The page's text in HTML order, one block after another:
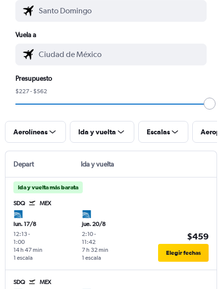
Vuela a
Presupuesto
$227 - $562
Aerolíneas Ida y vuelta Escalas
Depart Ida y vuelta
Ida y vuelta más barata
SDQ MEX
lun. 17/8
12:13-
1:00
1 escala
14 h 47 min
jue. 20/8
2:10-
11:42
1 escala
7 h 32 min
$459
Elegir fechas
SDQ MEX